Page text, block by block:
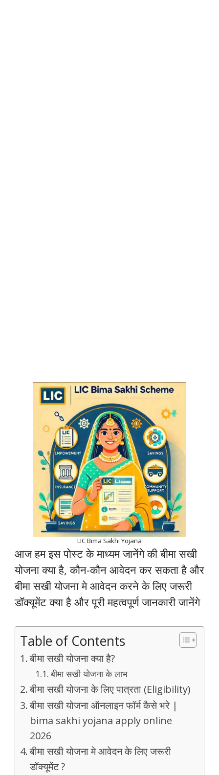
LIC Bima Sakhi Yojana
आज हम इस पोस्ट के माध्यम जानेंगे की बीमा सखी
योजना क्या है, कौन-कौन आवेदन कर सकता है और
बीमा सखी योजना मे आवेदन करने के लिए जरूरी
डॉक्यूमेंट क्या है और पूरी महत्वपूर्ण जानकारी जानेंगे
Table of Contents
बीमा सखी योजना क्या है?
बीमा सखी योजना के लाभ
बीमा सखी योजना के लिए पात्रता (Eligibility)
बीमा सखी योजना ऑनलाइन फॉर्म कैसे भरे |
bima sakhi yojana apply online
2026
बीमा सखी योजना मे आवेदन के लिए जरूरी
डॉक्यूमेंट ?